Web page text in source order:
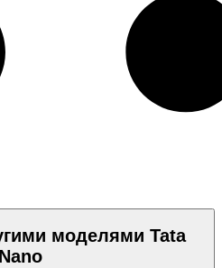
моделями Tata
Nano